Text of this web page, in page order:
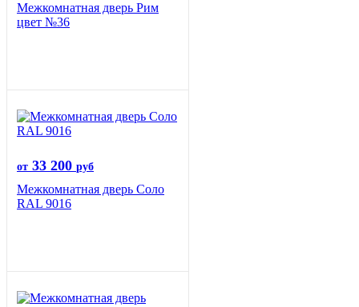
Межкомнатная дверь Рим
цвет №36
от 33 200 руб
Межкомнатная дверь Соло
RAL 9016